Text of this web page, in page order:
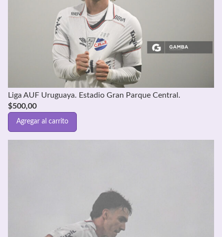
Liga AUF Uruguaya. Estadio Gran Parque Central.
$500,00
Agregar al carrito